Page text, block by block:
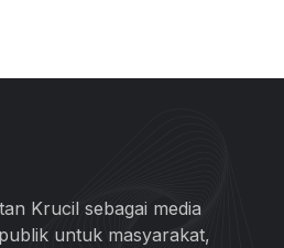
Krucil sebagai media
untuk masyarakat,